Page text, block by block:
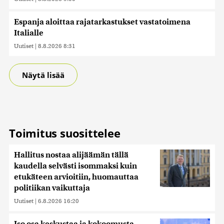
Espanja aloittaa rajatarkastukset vastatoimena
Italialle
Uutiset | 8.8.2026 8:31
Näytä lisää
Toimitus suosittelee
Hallitus nostaa alijäämän tällä
kaudella selvästi isommaksi kuin
etukäteen arvioitiin, huomauttaa
politiikan vaikuttaja
Uutiset | 6.8.2026 16:20